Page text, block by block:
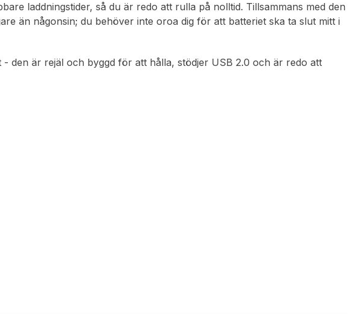
laddningstider, så du är redo att rulla på nolltid. Tillsammans med den
än någonsin; du behöver inte oroa dig för att batteriet ska ta slut mitt i
den är rejäl och byggd för att hålla, stödjer USB 2.0 och är redo att